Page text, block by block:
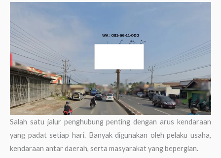
Salah satu jalur penghubung penting dengan arus kendaraan
yang padat setiap hari. Banyak digunakan oleh pelaku usaha,
kendaraan antar daerah, serta masyarakat yang bepergian.